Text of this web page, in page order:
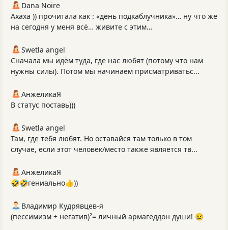
Dana Noire
Ахаха )) прочитала как : «день подкаблучника»… ну что же
на сегодня у меня всё… живите с этим…
Swetla angel
Сначала мы идём туда, где нас любят (потому что нам
нужны силы). Потом мы начинаем присматриватьс...
АнжеликаЯ
В статус поставь)))
Swetla angel
Там, где тебя любят. Но оставайся там только в том
случае, если этот человек/место также является тв...
АнжеликаЯ
🤣🤣гениально👍))
Владимир Кудрявцев-я
(пессимизм + негатив)²= личный армагеддон души! 😢